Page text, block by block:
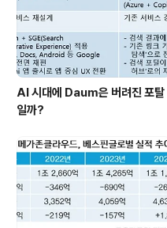
에는 'iPhone Impact'가 숨어있다.
가..
AI 시대에 Daum은 버려진 포탈
일까?